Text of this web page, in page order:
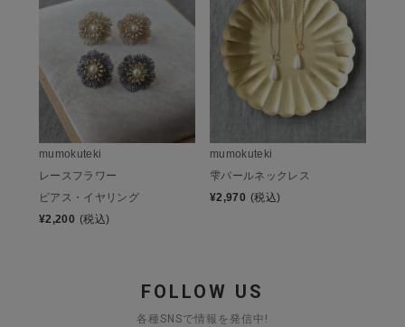
mumokuteki
レースフラワー
ピアス・イヤリング
¥2,200 (税込)
mumokuteki
雫パールネックレス
¥2,970 (税込)
FOLLOW US
各種SNSで情報を発信中!